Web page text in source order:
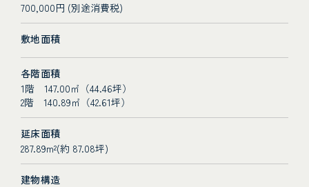
700,000円 (別途消費税)
敷地面積
各階面積
1階 147.00㎡（44.46坪）
2階 140.89㎡（42.61坪）
延床面積
287.89m²(約 87.08坪)
建物構造